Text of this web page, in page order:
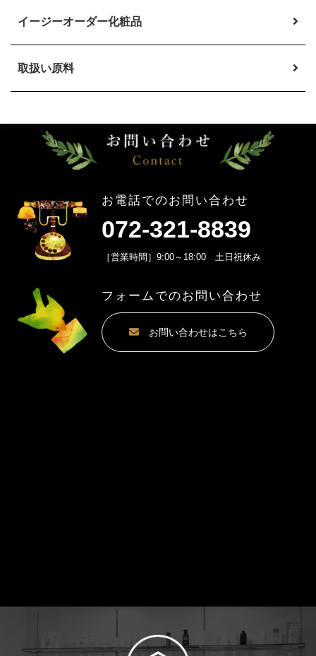
イージーオーダー化粧品
取扱い原料
お電話でのお問い合わせ
072-321-8839
［営業時間］9:00～18:00 土日祝休み
フォームでのお問い合わせ
お問い合わせはこちら